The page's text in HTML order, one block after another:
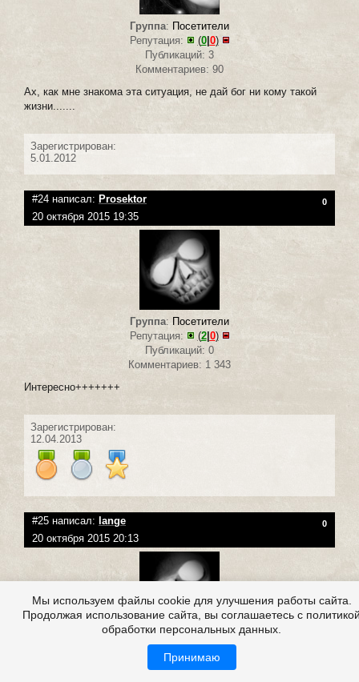
Группа: Посетители
Репутация:
(0| 0)
Публикаций: 3
Комментариев: 90
Ах, как мне знакома эта ситуация, не дай бог ни кому такой
жизни.......
Зарегистрирован:
5.01.2012
#24 написал: Prosektor 0
20 октября 2015 19:35
Группа: Посетители
Репутация:
(2| 0)
Публикаций: 0
Комментариев: 1 343
Интересно+++++++
Зарегистрирован:
12.04.2013
#25 написал: lange 0
20 октября 2015 20:13
Группа:Посетители
Репутация:
(0|0)
Публикаций: 2
Мы используем файлы cookie для улучшения работы сайта.
Продолжая использование сайта, вы соглашаетесь с
обработки персональных данных.
Принимаю